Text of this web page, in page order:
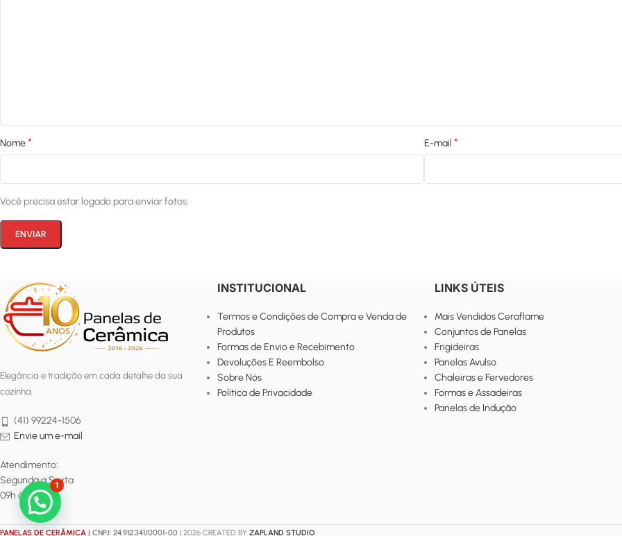
Nome* E-mail *
Você precisa estar logado para enviar fotos.
Elegância e tradição em cada detalhe da sua
cozinha.
(41) 99224-1506
Envie um e-mail
Atendimento:
Segunda a Sexta
09h às 18h
INSTITUCIONAL
Termos e Condições de Compra e Venda de
Produtos
Formas de Envio e Recebimento
Devoluções E Reembolso
Sobre Nós
Política de Privacidade
LINKS ÚTEIS
Mais Vendidos Ceraflame
Conjuntos de Panelas
Frigideiras
Panelas Avulso
Chaleiras e Fervedores
Formas e Assadeiras
Panelas de Indução
PANELAS DE CERÂMICA | CNPJ: 24.912.341/0001-00 | 2026 CREATED BY ZAPLAND STUDIO
1